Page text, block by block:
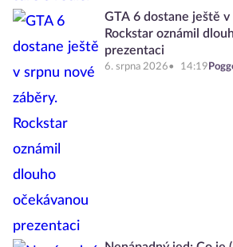
GTA 6 dostane ještě v
Rockstar oznámil
prezentaci
6. srpna 2026 14:19